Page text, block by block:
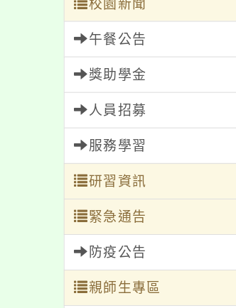
校園新聞
午餐公告
獎助學金
人員招募
服務學習
研習資訊
緊急通告
防疫公告
親師生專區